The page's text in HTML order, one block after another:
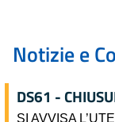
Notizie e
DS61 -
SI AVVISA